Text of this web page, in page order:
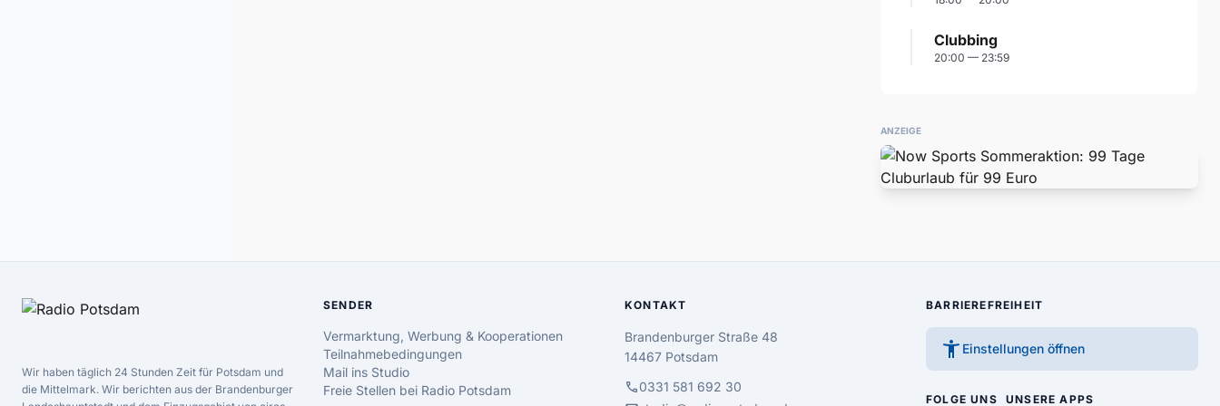
Clubbing
20:00 — 23:59
ANZEIGE
Wir haben täglich 24 Stunden Zeit für Potsdam und
die Mittelmark. Wir berichten aus der Brandenburger
SENDER
Vermarktung, Werbung & Kooperationen
Teilnahmebedingungen
Mail ins Studio
Freie Stellen bei Radio Potsdam
KONTAKT
Brandenburger Straße 48
14467 Potsdam
call0331 581 692 30
BARRIEREFREIHEIT
accessibility_new Einstellungen öffnen
FOLGE UNS UNSERE APPS